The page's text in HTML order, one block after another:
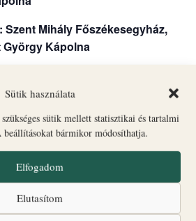
Sütik használata
sütik mellett statisztikai és tartalmi
beállításokat bármikor módosíthatja.
Elfogadom
Elutasítom
Szent Mihály Főszékesegyház,
György Kápolna
sétája: Érseki Palota és Gizella
kert
Ház (Vár utca 31.)
a Biró–Giczey Ház
ITT
25 fő